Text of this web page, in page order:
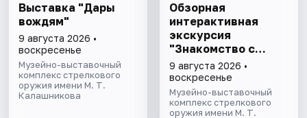
Выставка "Дары
вождям"
9 августа 2026 •
воскресенье
Музейно-выставочный
комплекс стрелкового
оружия имени М. Т.
Калашникова
Обзорная
интерактивная
экскурсия
"Знакомство с
музеем"
9 августа 2026 •
воскресенье
Музейно-выставочный
комплекс стрелкового
оружия имени М. Т.